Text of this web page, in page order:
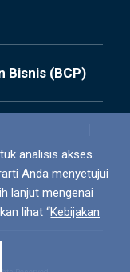
analisis akses.
Anda menyetujui
lanjut mengenai
lihat “Kebijakan
Bisnis (BCP)